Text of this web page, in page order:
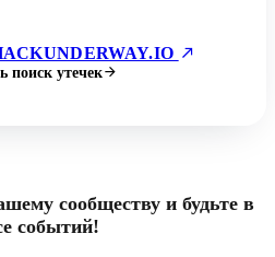
поиск утечек
сообществу и будьте в
событий!